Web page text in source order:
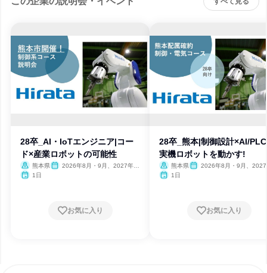
28卒_AI・IoTエンジニア|コー
ド×産業ロボットの可能性
熊本県
2026年8月・9月、2027年2
1日
お気に入り
28卒_熊本|制御設計×AI/
実機ロボットを動かす!
熊本県
2026年8月・9月、
1日
お気に入り